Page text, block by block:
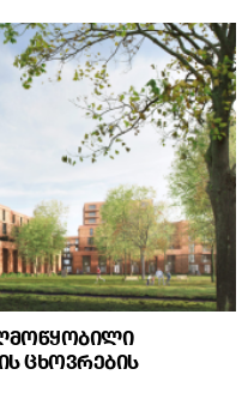
ცხოვრების